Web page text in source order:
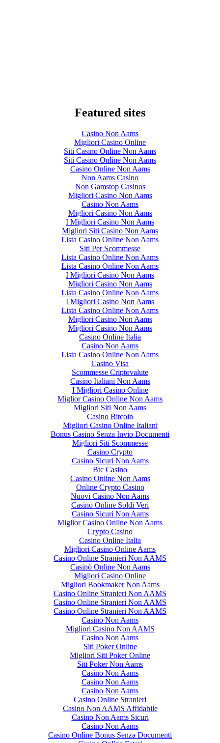
Featured sites
Casino Non Aams
Migliori Casino Online
Siti Casino Online Non Aams
Siti Casino Online Non Aams
Casino Online Non Aams
Non Aams Casino
Non Gamstop Casinos
Migliori Casino Non Aams
Casino Non Aams
Migliori Casino Non Aams
I Migliori Casino Non Aams
Migliori Siti Casino Non Aams
Lista Casino Online Non Aams
Siti Per Scommesse
Lista Casino Online Non Aams
Lista Casino Online Non Aams
I Migliori Casino Non Aams
Migliori Casino Non Aams
Lista Casino Online Non Aams
I Migliori Casino Non Aams
Lista Casino Online Non Aams
Migliori Casino Non Aams
Migliori Casino Non Aams
Casino Online Italia
Casino Non Aams
Lista Casino Online Non Aams
Casino Visa
Scommesse Criptovalute
Casino Italiani Non Aams
I Migliori Casino Online
Miglior Casino Online Non Aams
Migliori Siti Non Aams
Casino Bitcoin
Migliori Casino Online Italiani
Bonus Casino Senza Invio Documenti
Migliori Siti Scommesse
Casino Crypto
Casino Sicuri Non Aams
Btc Casino
Casino Online Non Aams
Online Crypto Casino
Nuovi Casino Non Aams
Casino Online Soldi Veri
Casino Sicuri Non Aams
Miglior Casino Online Non Aams
Crypto Casino
Casino Online Italia
Migliori Casino Online Aams
Casino Online Stranieri Non AAMS
Casinò Online Non Aams
Migliori Casino Online
Migliori Bookmaker Non Aams
Casino Online Stranieri Non AAMS
Casino Online Stranieri Non AAMS
Casino Online Stranieri Non AAMS
Casino Non Aams
Migliori Casino Non AAMS
Casino Non Aams
Siti Poker Online
Migliori Siti Poker Online
Siti Poker Non Aams
Casino Non Aams
Casino Non Aams
Casino Non Aams
Casino Online Stranieri
Casino Non AAMS Affidabile
Casino Non Aams Sicuri
Casino Non Aams
Casino Online Bonus Senza Documenti